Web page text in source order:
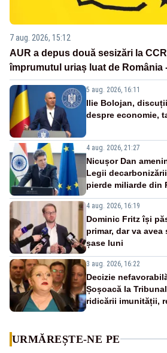
7 aug. 2026, 15:12
AUR a depus două sesizări la
împrumutul uriaș luat de România
5 aug. 2026, 16:11
Ilie Bolojan,
despre economie,
4 aug. 2026, 21:27
Nicușor Dan
Legii
pierde miliarde din
4 aug. 2026, 16:19
Dominic Fritz își
primar, dar va
șase luni
3 aug. 2026, 16:22
Decizie
Șoșoacă la
ridicării imunității,
URMĂREȘTE-NE PE